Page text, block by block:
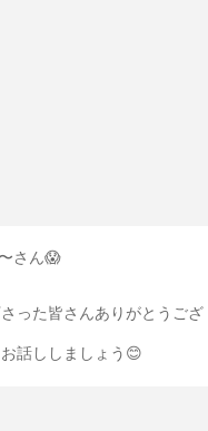
さん😱
った皆さんありがとうござ
話ししましょう😊